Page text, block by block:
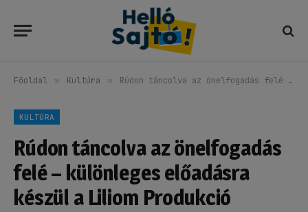
Főoldal » Kultúra » Rúdon táncolva az önelfogadás felé – különleges előadásra készül a Liliom Produkció
KULTÚRA
Rúdon táncolva az önelfogadás
felé – különleges előadásra
készül a Liliom Produkció